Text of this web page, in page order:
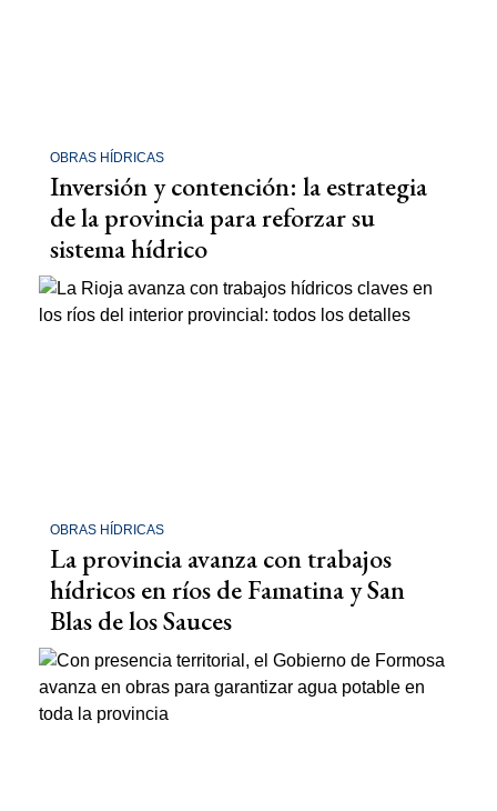
OBRAS HÍDRICAS
Inversión y contención: la estrategia
de la provincia para reforzar su
sistema hídrico
OBRAS HÍDRICAS
La provincia avanza con trabajos
hídricos en ríos de Famatina y San
Blas de los Sauces